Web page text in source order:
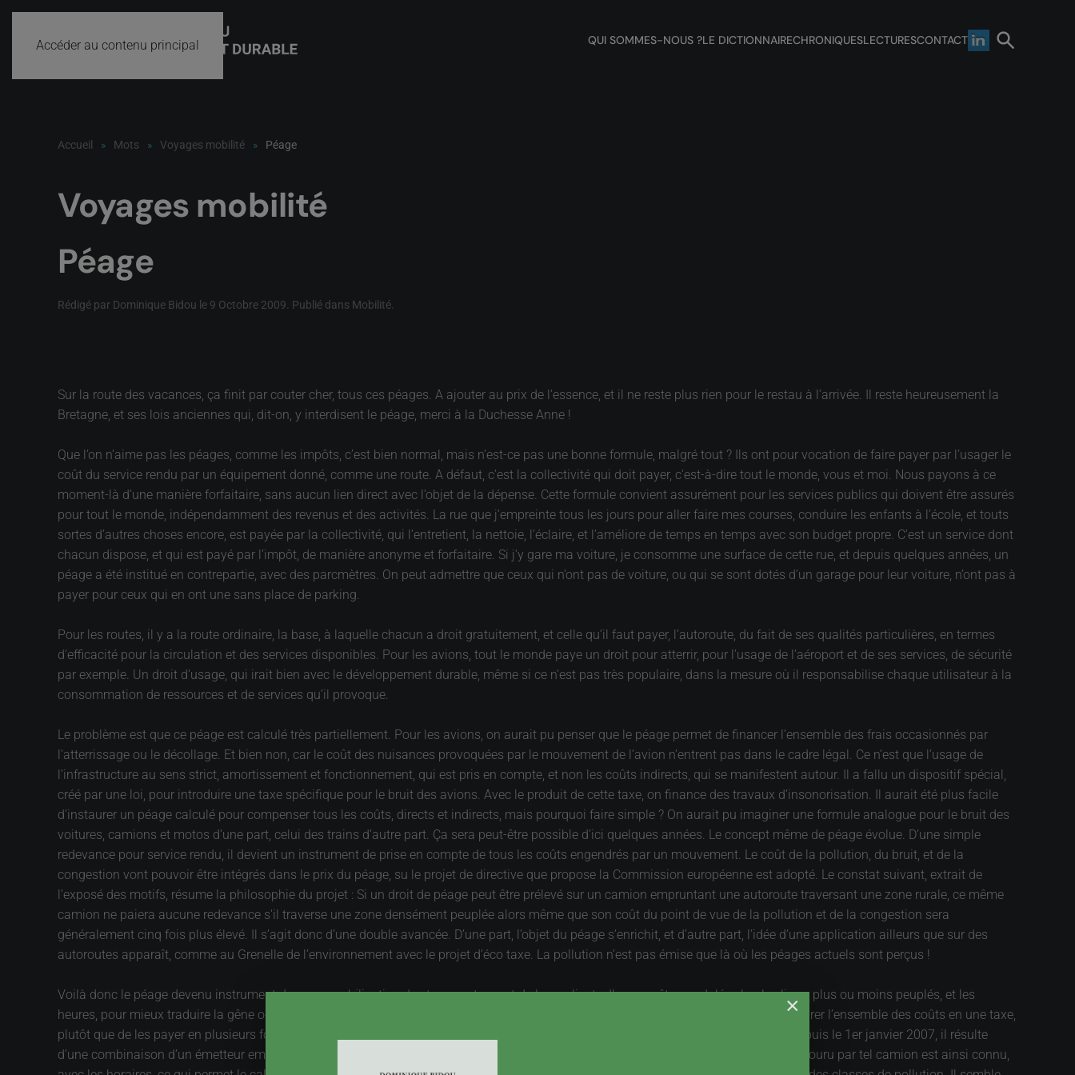
Accéder au contenu principal QUI SOMMES-NOUS ?LE DICTIONNAIRECHRONIQUESLECTURESCONTACT
Accueil Mots Voyages mobilité Péage
Voyages mobilité
Péage
Rédigé par Dominique Bidou le 9 Octobre 2009 . Publié dans Mobilité
Sur la route des vacances, ça finit par couter cher, tous ces péages. A ajouter au prix de l’essence, et il ne reste plus rien pour le restau à l’arrivée. Il reste heureusement la
Bretagne, et ses lois anciennes qui, dit-on, y interdisent le péage, merci à la Duchesse Anne !
Que l’on n’aime pas les péages, comme les impôts, c’est bien normal, mais n’est-ce pas une bonne formule, malgré tout ? Ils ont pour vocation de faire payer par l’usager le
coût du service rendu par un équipement donné, comme une route. A défaut, c’est la collectivité qui doit payer, c'est-à-dire tout le monde, vous et moi. Nous payons à ce
moment-là d’une manière forfaitaire, sans aucun lien direct avec l’objet de la dépense. Cette formule convient assurément pour les services publics qui doivent être assurés
pour tout le monde, indépendamment des revenus et des activités. La rue que j’empreinte tous les jours pour aller faire mes courses, conduire les enfants à l’école, et touts
sortes d’autres choses encore, est payée par la collectivité, qui l’entretient, la nettoie, l’éclaire, et l’améliore de temps en temps avec son budget propre. C’est un service dont
chacun dispose, et qui est payé par l’impôt, de manière anonyme et forfaitaire. Si j’y gare ma voiture, je consomme une surface de cette rue, et depuis quelques années, un
péage a été institué en contrepartie, avec des parcmètres. On peut admettre que ceux qui n’ont pas de voiture, ou qui se sont dotés d’un garage pour leur voiture, n’ont pas à
payer pour ceux qui en ont une sans place de parking.
Pour les routes, il y a la route ordinaire, la base, à laquelle chacun a droit gratuitement, et celle qu’il faut payer, l’autoroute, du fait de ses qualités particulières, en termes
d’efficacité pour la circulation et des services disponibles. Pour les avions, tout le monde paye un droit pour atterrir, pour l’usage de l’aéroport et de ses services, de sécurité
par exemple. Un droit d’usage, qui irait bien avec le développement durable, même si ce n’est pas très populaire, dans la mesure où il responsabilise chaque utilisateur à la
consommation de ressources et de services qu’il provoque.
Le problème est que ce péage est calculé très partiellement. Pour les avions, on aurait pu penser que le péage permet de financer l’ensemble des frais occasionnés par
l’atterrissage ou le décollage. Et bien non, car le coût des nuisances provoquées par le mouvement de l’avion n’entrent pas dans le cadre légal. Ce n’est que l’usage de
l’infrastructure au sens strict, amortissement et fonctionnement, qui est pris en compte, et non les coûts indirects, qui se manifestent autour. Il a fallu un dispositif spécial,
créé par une loi, pour introduire une taxe spécifique pour le bruit des avions. Avec le produit de cette taxe, on finance des travaux d’insonorisation. Il aurait été plus facile
d’instaurer un péage calculé pour compenser tous les coûts, directs et indirects, mais pourquoi faire simple ? On aurait pu imaginer une formule analogue pour le bruit des
voitures, camions et motos d’une part, celui des trains d’autre part. Ça sera peut-être possible d’ici quelques années. Le concept même de péage évolue. D’une simple
redevance pour service rendu, il devient un instrument de prise en compte de tous les coûts engendrés par un mouvement. Le coût de la pollution, du bruit, et de la
congestion vont pouvoir être intégrés dans le prix du péage, su le projet de directive que propose la Commission européenne est adopté. Le constat suivant, extrait de
l’exposé des motifs, résume la philosophie du projet : Si un droit de péage peut être prélevé sur un camion empruntant une autoroute traversant une zone rurale, ce même
camion ne paiera aucune redevance s'il traverse une zone densément peuplée alors même que son coût du point de vue de la pollution et de la congestion sera
généralement cinq fois plus élevé. Il s’agit donc d’une double avancée. D’une part, l’objet du péage s’enrichit, et d’autre part, l’idée d’une application ailleurs que sur des
autoroutes apparaît, comme au Grenelle de l’environnement avec le projet d’éco taxe. La pollution n’est pas émise que là où les péages actuels sont perçus !
Voilà donc le péage devenu instrument de responsabilisation des transporteurs et de leurs clients. Il pourra être modulé selon les lieux, plus ou moins peuplés, et les
heures, pour mieux traduire la gêne occasionnée. La formule en œuvre pour les avions semble faire école, mais avec l’avantage d’intégrer l’ensemble des coûts en une taxe,
plutôt que de les payer en plusieurs fois. Pour faire encore plus simple, le télépéage est appelé en renfort. Déjà utilisé en Allemagne depuis le 1er janvier 2007, il résulte
d’une combinaison d’un émetteur embarqué dans le véhicule et d’un système de navigation satellitaire comme le GPS. L’itinéraire parcouru par tel camion est ainsi connu,
×